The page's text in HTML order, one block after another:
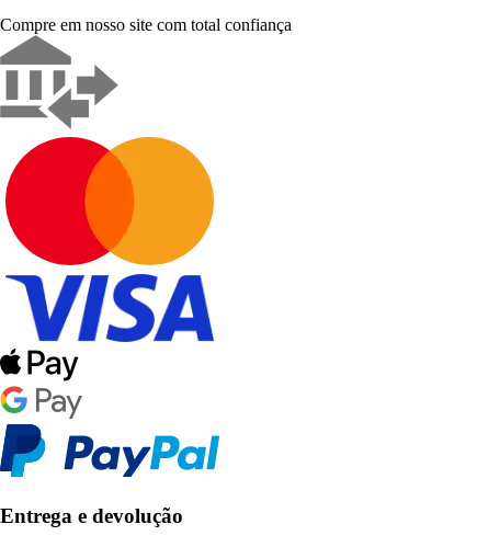
Compre em nosso site com total confiança
Entrega e devolução